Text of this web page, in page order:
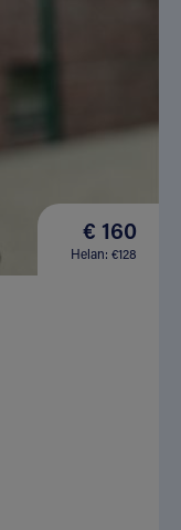
€ 160
Helan: €128